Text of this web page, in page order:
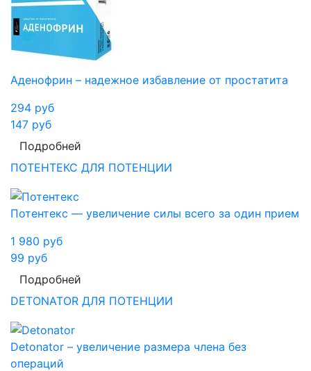
Аденофрин – надежное избавление от простатита
294 руб
147 руб
Подробней
ПОТЕНТЕКС ДЛЯ ПОТЕНЦИИ
Потентекс — увеличение силы всего за один прием
1 980 руб
99 руб
Подробней
DETONATOR ДЛЯ ПОТЕНЦИИ
Detonator – увеличение размера члена без
операций